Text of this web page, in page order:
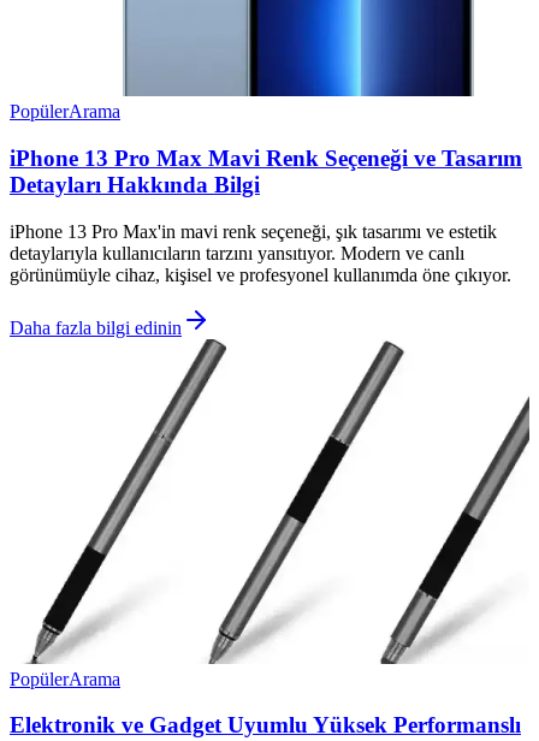
PopülerArama
iPhone 13 Pro Max Mavi Renk Seçeneği ve Tasarım
Detayları Hakkında Bilgi
iPhone 13 Pro Max'in mavi renk seçeneği, şık tasarımı ve estetik
detaylarıyla kullanıcıların tarzını yansıtıyor. Modern ve canlı
görünümüyle cihaz, kişisel ve profesyonel kullanımda öne çıkıyor.
Daha fazla bilgi edinin
PopülerArama
Elektronik ve Gadget Uyumlu Yüksek Performanslı